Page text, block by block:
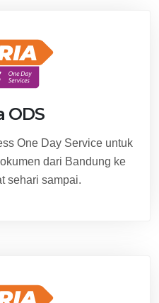
ODS
One Day Service untuk
dari Bandung ke
sehari sampai.